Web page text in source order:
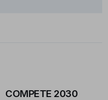
COMPETE 2030